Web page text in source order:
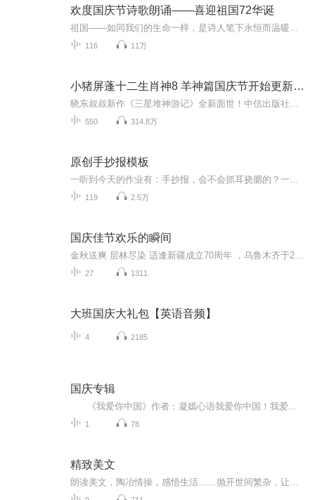
欢度国庆节诗歌朗诵——喜迎祖国72华诞
116 11万
小猪屏蓬十二生肖神8 羊神篇国庆节开始更新啦！
550 314.8万
原创手抄报模板
119 2.5万
国庆佳节欢乐的瞬间
27 1311
大班国庆大礼包【英语音频】
4 2185
国庆专辑
1 78
精致美文